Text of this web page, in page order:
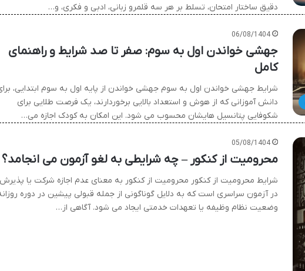
دقیق ساختار امتحان، تسلط بر هر سه قلمرو زبانی، ادبی و فکری، و…
06/08/1404
جهشی خواندن اول به سوم: صفر تا صد شرایط و راهنمای
کامل
شرایط جهشی خواندن اول به سوم جهشی خواندن از پایه اول به سوم ابتدایی،
دانش آموزانی که از هوش و استعداد بالایی برخوردارند، یک فرصت طلایی برای
شکوفایی پتانسیل هایشان محسوب می شود. این امکان به کودک اجازه می…
05/08/1404
محرومیت از کنکور – چه شرایطی به لغو آزمون می انجامد؟
شرایط محرومیت از کنکور محرومیت از کنکور به معنای عدم اجازه شرکت یا
در آزمون سراسری است که به دلایل گوناگونی از جمله قبولی پیشین در دوره
وضعیت نظام وظیفه یا تعهدات خدمتی ایجاد می شود. آگاهی از…